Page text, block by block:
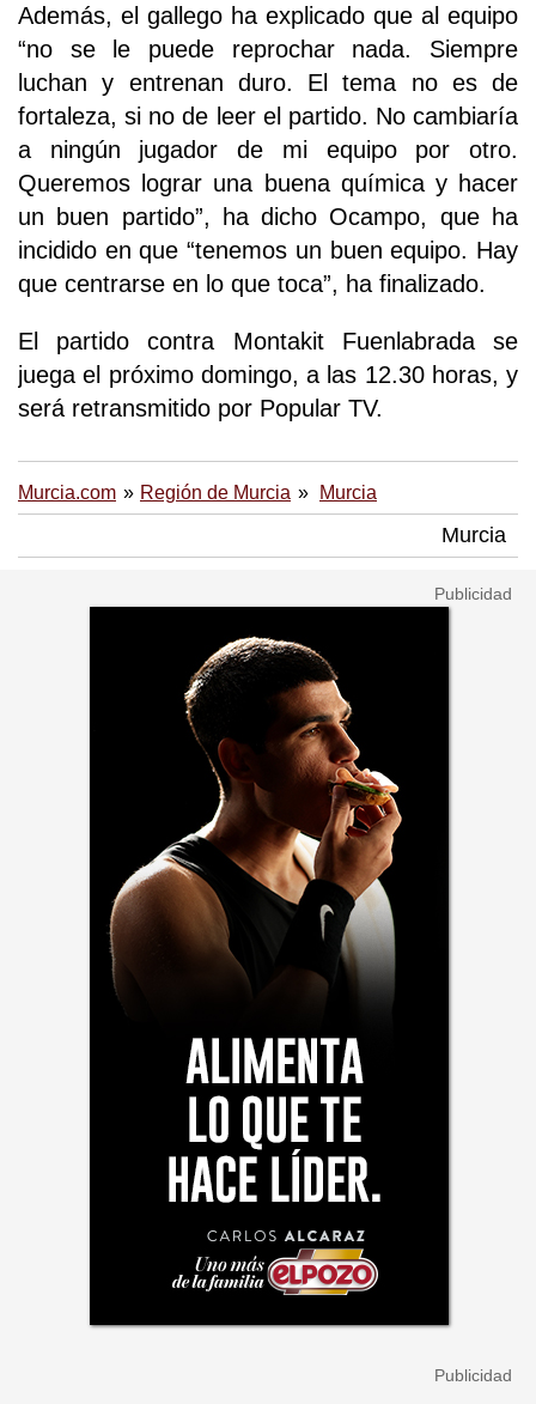
Además, el gallego ha explicado que al equipo
“no se le puede reprochar nada. Siempre
luchan y entrenan duro. El tema no es de
fortaleza, si no de leer el partido. No cambiaría
a ningún jugador de mi equipo por otro.
Queremos lograr una buena química y hacer
un buen partido”, ha dicho Ocampo, que ha
incidido en que “tenemos un buen equipo. Hay
que centrarse en lo que toca”, ha finalizado.
El partido contra Montakit Fuenlabrada se
juega el próximo domingo, a las 12.30 horas, y
será retransmitido por Popular TV.
Murcia.com Región de Murcia Murcia
Murcia